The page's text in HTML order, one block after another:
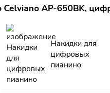
AP-650BK,
Накидки для
цифровых
пианино